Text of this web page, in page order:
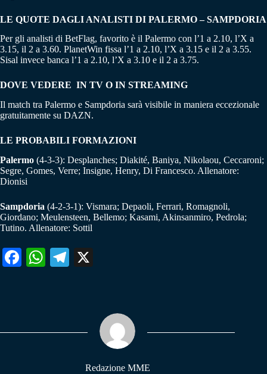
LE QUOTE DAGLI ANALISTI DI PALERMO – SAMPDORIA
Per gli analisti di BetFlag, favorito è il Palermo con l’1 a 2.10, l’X a
3.15, il 2 a 3.60. PlanetWin fissa l’1 a 2.10, l’X a 3.15 e il 2 a 3.55.
Sisal invece banca l’1 a 2.10, l’X a 3.10 e il 2 a 3.75.
DOVE VEDERE IN TV O IN STREAMING
Il match tra Palermo e Sampdoria sarà visibile in maniera eccezionale
gratuitamente su DAZN.
LE PROBABILI FORMAZIONI
Palermo (4-3-3): Desplanches; Diakité, Baniya, Nikolaou, Ceccaroni;
Segre, Gomes, Verre; Insigne, Henry, Di Francesco. Allenatore:
Dionisi
Sampdoria (4-2-3-1): Vismara; Depaoli, Ferrari, Romagnoli,
Giordano; Meulensteen, Bellemo; Kasami, Akinsanmiro, Pedrola;
Tutino. Allenatore: Sottil
Fa W
pp
Te
m
Redazione MME